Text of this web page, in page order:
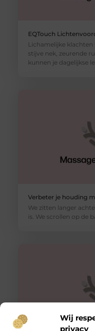
Wij
privacy
EQTouch
Lichamelijke
stijve nek, zeurende
kunnen je dagelijkse
Verbeter je houding
We zitten langer
is. We scrollen op de